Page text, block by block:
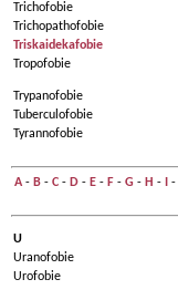
Trichofobie
Trichopathofobie
Triskaidekafobie
Tropofobie
Trypanofobie
Tuberculofobie
Tyrannofobie
A- B- C- D- E- F - G- H - -
U
Uranofobie
Urofobie